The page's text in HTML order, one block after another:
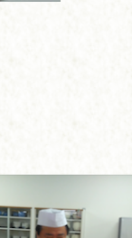
方法